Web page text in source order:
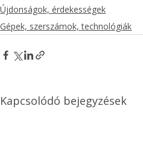
Újdonságok, érdekességek
Gépek, szerszámok, technológiák
Kapcsolódó bejegyzések